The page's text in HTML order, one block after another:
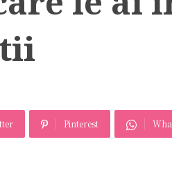
Pinterest